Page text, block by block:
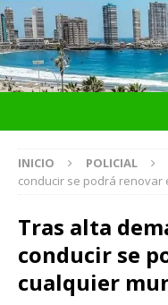
INICIO POLICIAL
conducir se podrá renovar
Tras alta
conducir se
cualquier